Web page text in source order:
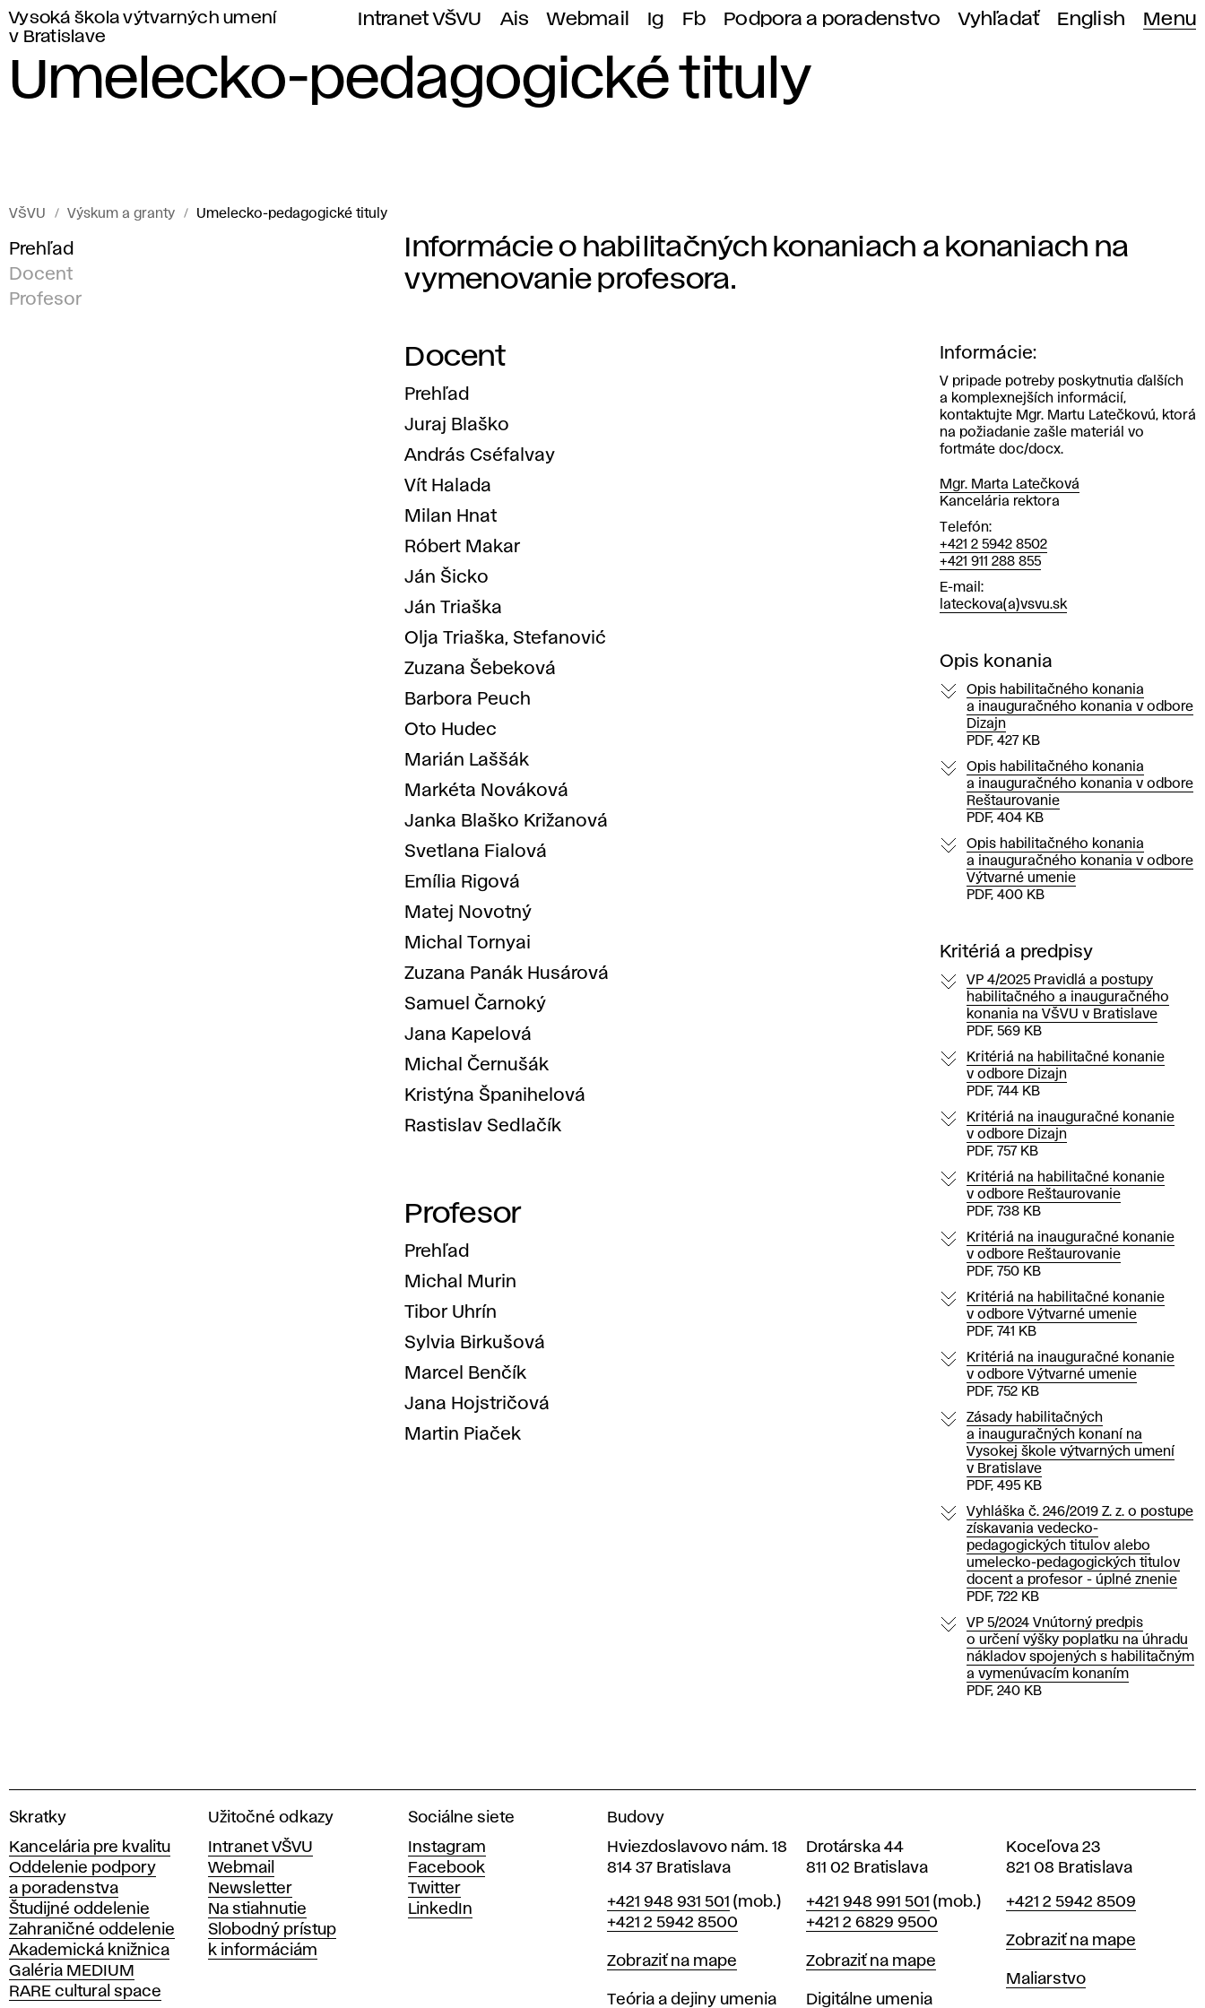
Vysoká škola výtvarných umení
v Bratislave
Intranet VŠVU Ais Webmail Ig Fb Podpora a poradenstvo Vyhľadať English Menu
Umelecko-pedagogické tituly
VŠVU Výskum a granty Umelecko-pedagogické tituly
Prehľad
Docent
Profesor
U
e
l
e
c
k
o
-
p
e
d
a
g
o
g
i
k
é
t
i
t
Informácie o habilitačných konaniach a konaniach na
vymenovanie profesora.
Docent
Prehľad
Juraj Blaško
András Cséfalvay
Vít Halada
Milan Hnat
Róbert Makar
Ján Šicko
Ján Triaška
Olja Triaška, Stefanović
Zuzana Šebeková
Barbora Peuch
Oto Hudec
Marián Laššák
Markéta Nováková
Janka Blaško Križanová
Svetlana Fialová
Emília Rigová
Matej Novotný
Michal Tornyai
Zuzana Panák Husárová
Samuel Čarnoký
Jana Kapelová
Michal Černušák
Kristýna Španihelová
Rastislav Sedlačík
Profesor
Prehľad
Michal Murin
Tibor Uhrín
Sylvia Birkušová
Marcel Benčík
Jana Hojstričová
Martin Piaček
Informácie:
V pripade potreby poskytnutia ďalších
a komplexnejších informácií,
kontaktujte Mgr. Martu Latečkovú, ktorá
na požiadanie zašle materiál vo
fortmáte doc/docx.
Mgr. Marta Latečková
Pozícia
Kancelária rektora
Telefón
+421 2 5942 8502
+421 911 288 855
E-mail
lateckova(a)vsvu.sk
Opis konania
Opis habilitačného konania
a inauguračného konania v odbore
Dizajn
PDF, 427 KB
Opis habilitačného konania
a inauguračného konania v odbore
Reštaurovanie
PDF, 404 KB
Opis habilitačného konania
a inauguračného konania v odbore
Výtvarné umenie
PDF, 400 KB
Kritériá a predpisy
VP 4/2025 Pravidlá a postupy
habilitačného a inauguračného
konania na VŠVU v Bratislave
PDF, 569 KB
Kritériá na habilitačné konanie
v odbore Dizajn
PDF, 744 KB
Kritériá na inauguračné konanie
v odbore Dizajn
PDF, 757 KB
Kritériá na habilitačné konanie
v odbore Reštaurovanie
PDF, 738 KB
Kritériá na inauguračné konanie
v odbore Reštaurovanie
PDF, 750 KB
Kritériá na habilitačné konanie
v odbore Výtvarné umenie
PDF, 741 KB
Kritériá na inauguračné konanie
v odbore Výtvarné umenie
PDF, 752 KB
Zásady habilitačných
a inauguračných konaní na
Vysokej škole výtvarných umení
v Bratislave
PDF, 495 KB
Vyhláška č. 246/2019 Z. z. o postupe
získavania vedecko-
pedagogických titulov alebo
umelecko-pedagogických titulov
docent a profesor - úplné znenie
PDF, 722 KB
VP 5/2024 Vnútorný predpis
o určení výšky poplatku na úhradu
nákladov spojených s habilitačným
a vymenúvacím konaním
PDF, 240 KB
V
s
o
k
á
š
k
o
l
Skratky
Kancelária pre kvalitu
Oddelenie podpory
a poradenstva
Študijné oddelenie
Zahraničné oddelenie
Akademická knižnica
Galéria MEDIUM
RARE cultural space
Užitočné odkazy
Intranet VŠVU
Webmail
Newsletter
Na stiahnutie
Slobodný prístup
k informáciám
Sociálne siete
Instagram
Facebook
Twitter
LinkedIn
Budovy
Hviezdoslavovo nám. 18
814 37 Bratislava
Telefón
+421 948 931 501 (mob.)
+421 2 5942 8500
Mapa
Zobraziť na mape
Katedry
Teória a dejiny umenia
Drotárska 44
811 02 Bratislava
Telefón
+421 948 991 501 (mob.)
+421 2 6829 9500
Mapa
Zobraziť na mape
Katedry
Digitálne umenia
Koceľova 23
821 08 Bratislava
Telefón
+421 2 5942 8509
Mapa
Zobraziť na mape
Katedry
Maliarstvo